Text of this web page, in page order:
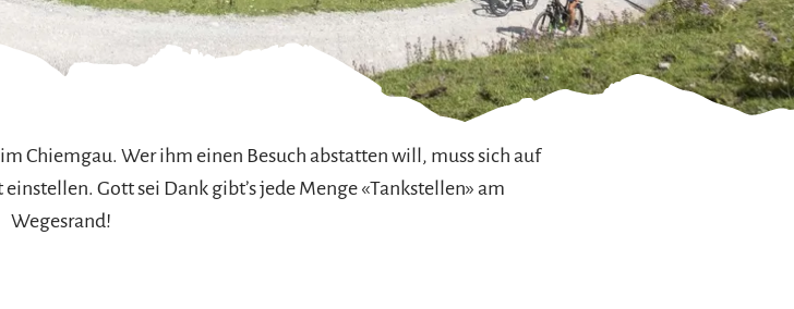
Chiemgau. Wer ihm einen Besuch abstatten will, muss sich auf
Gott sei Dank gibt’s jede Menge «Tankstellen» am
Wegesrand!